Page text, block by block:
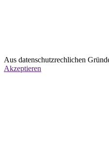
Aus datenschutzrechlichen
Akzeptieren